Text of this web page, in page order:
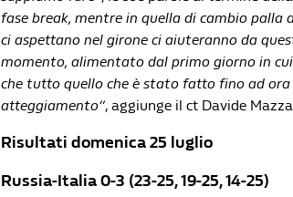
fase break, mentre in quella di cambio
ci aspettano nel girone ci aiuteranno da
momento, alimentato dal primo giorno in
che tutto quello che è stato fatto fino ad
atteggiamento”, aggiunge il ct Davide
Risultati domenica 25 luglio
Russia-Italia 0-3 (23-25, 19-25, 14-25)